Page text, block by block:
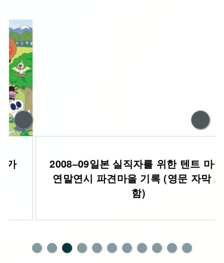
2008–09일본 실직자를 위한 텐트 마을:
연말연시 파견마을 기록 (영문 자막 포